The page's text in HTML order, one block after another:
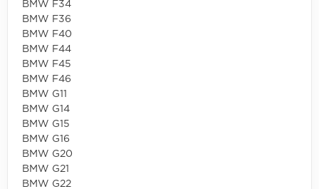
BMW F34
BMW F36
BMW F40
BMW F44
BMW F45
BMW F46
BMW G11
BMW G14
BMW G15
BMW G16
BMW G20
BMW G21
BMW G22